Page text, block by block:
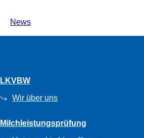
News
LKVBW
Wir über uns
Milchleistungsprüfung